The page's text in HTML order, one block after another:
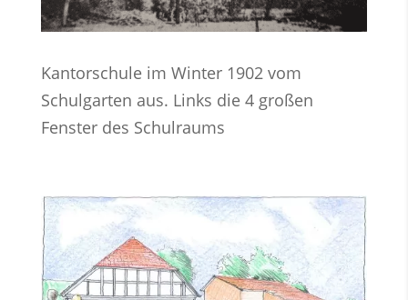
Kantorschule im Winter 1902 vom
Schulgarten aus. Links die 4 großen
Fenster des Schulraums